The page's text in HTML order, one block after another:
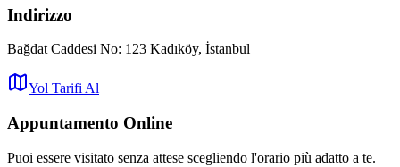
Indirizzo
Bağdat Caddesi No: 123 Kadıköy, İstanbul
Yol Tarifi Al
Appuntamento Online
Puoi essere visitato senza attese scegliendo l'orario più adatto a te.